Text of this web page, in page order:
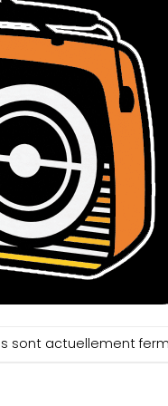
sont actuellement